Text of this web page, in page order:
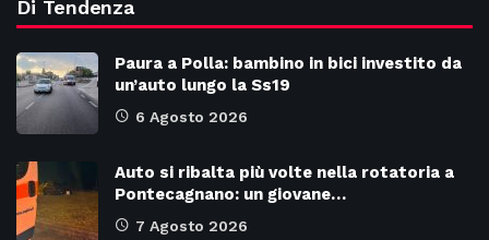
Di Tendenza
Paura a Polla: bambino in bici investito da
un’auto lungo la Ss19
6 Agosto 2026
Auto si ribalta più volte nella rotatoria a
Pontecagnano: un giovane…
7 Agosto 2026